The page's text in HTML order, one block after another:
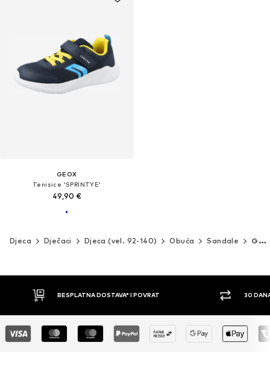
GEOX
Tenisice 'SPRINTYE'
49,90 €
Djeca Dječaci Djeca (vel. 92-140) Obuća Sandale GEOX
30 DANA PRAVO NA POVRAT